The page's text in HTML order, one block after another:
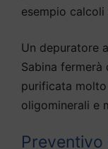
esempio
Un depuratore
Sabina fermerà
purificata
oligominerali e